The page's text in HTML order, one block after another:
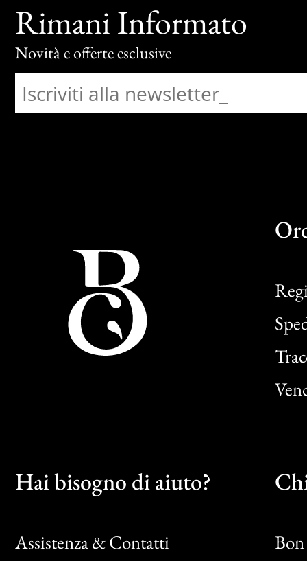
Rimani Informato
Novità e offerte esclusive
Hai bisogno di aiuto?
Assistenza & Contatti